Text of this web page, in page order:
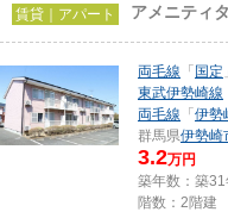
賃貸｜アパート アメニティ
両毛線 「 国定
東武伊勢崎線
両毛線 「 伊勢
群馬県伊勢崎
3.2万円
築年数：築31
階数：2階建